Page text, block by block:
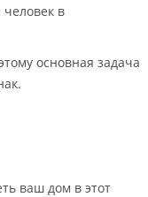
в
основная задача
ваш дом в этот